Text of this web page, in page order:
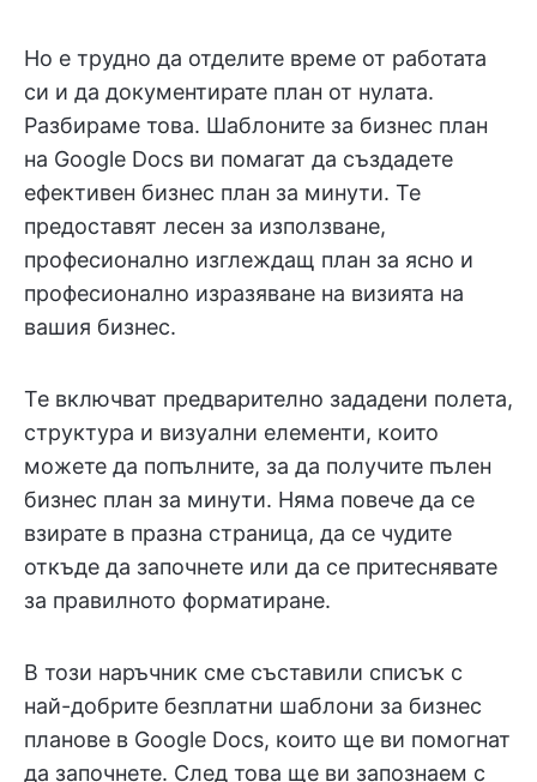
Но е трудно да отделите време от работата
си и да документирате план от нулата.
Разбираме това. Шаблоните за бизнес план
на Google Docs ви помагат да създадете
ефективен бизнес план за минути. Те
предоставят лесен за използване,
професионално изглеждащ план за ясно и
професионално изразяване на визията на
вашия бизнес.
Те включват предварително зададени полета,
структура и визуални елементи, които
можете да попълните, за да получите пълен
бизнес план за минути. Няма повече да се
взирате в празна страница, да се чудите
откъде да започнете или да се притеснявате
за правилното форматиране.
В този наръчник сме съставили списък с
най-добрите безплатни шаблони за бизнес
планове в Google Docs, които ще ви помогнат
да започнете. След това ще ви запознаем с